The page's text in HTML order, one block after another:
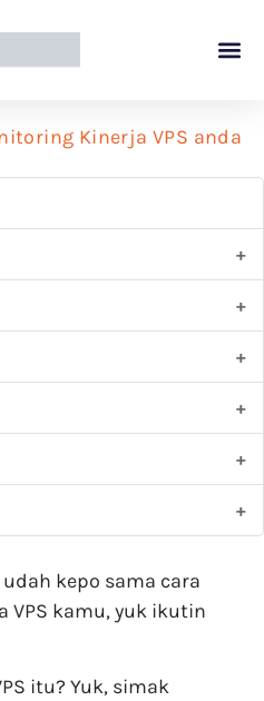
Kinerja VPS anda
kepo sama cara
kamu, yuk ikutin
itu? Yuk, simak